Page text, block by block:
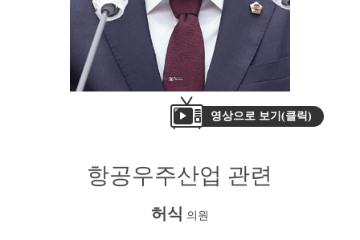
영상으로 보기(클릭)
항공우주산업 관련
허식 의원